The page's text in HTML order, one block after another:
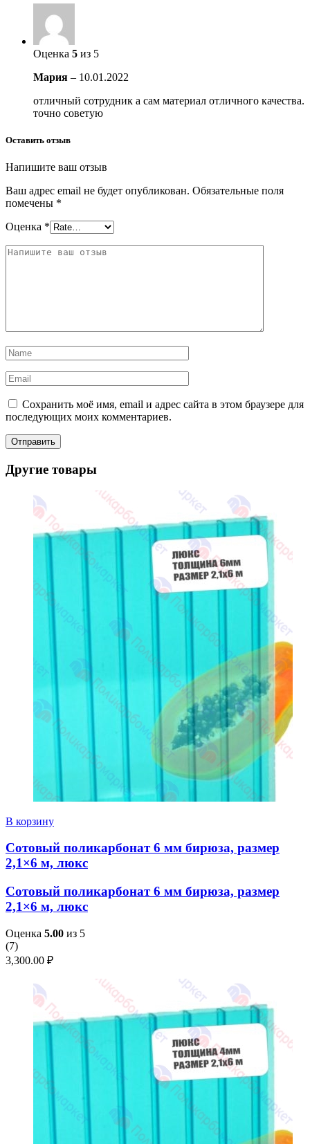
Оценка 5 из 5
Мария – 10.01.2022
отличный сотрудник а сам материал отличного качества.
точно советую
Оставить отзыв
Напишите ваш отзыв
Ваш адрес email не будет опубликован. Обязательные поля
помечены *
Оценка *
Сохранить моё имя, email и адрес сайта в этом браузере для
последующих моих комментариев.
Другие товары
В корзину
Сотовый поликарбонат 6 мм бирюза, размер
2,1×6 м, люкс
Сотовый поликарбонат 6 мм бирюза, размер
2,1×6 м, люкс
Оценка 5.00 из 5
(7)
3,300.00 ₽